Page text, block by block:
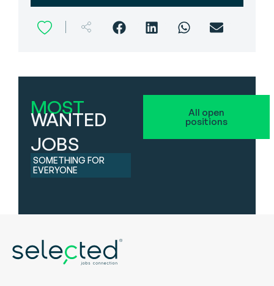
MOST
WANTED
JOBS
SOMETHING FOR
EVERYONE
All open
positions